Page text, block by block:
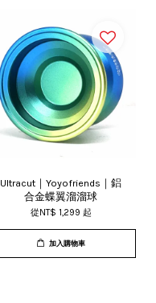
Ultracut｜Yoyofriends｜鋁
合金蝶翼溜溜球
從NT$ 1,299 起
加入購物車